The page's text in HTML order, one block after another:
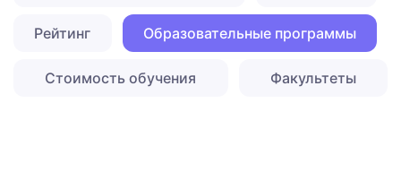
Рейтинг Образовательные программы
Стоимость обучения Факультеты